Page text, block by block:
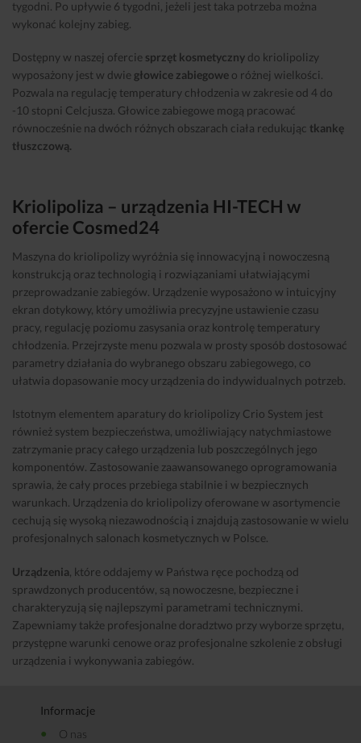
tygodni. Po upływie 6 tygodni, jeżeli jest taka potrzeba można
wykonać kolejny zabieg.
Dostępny w naszej ofercie sprzęt kosmetyczny do kriolipolizy
wyposażony jest w dwie głowice zabiegowe o różnej wielkości.
Pozwala na regulację temperatury chłodzenia w zakresie od 4 do
-10 stopni Celcjusza. Głowice zabiegowe mogą pracować
równocześnie na dwóch różnych obszarach ciała redukując tkankę
tłuszczową.
Kriolipoliza – urządzenia HI-TECH w
ofercie Cosmed24
Maszyna do kriolipolizy wyróżnia się innowacyjną i nowoczesną
konstrukcją oraz technologią i rozwiązaniami ułatwiającymi
przeprowadzanie zabiegów. Urządzenie wyposażono w intuicyjny
ekran dotykowy, który umożliwia precyzyjne ustawienie czasu
pracy, regulację poziomu zasysania oraz kontrolę temperatury
chłodzenia. Przejrzyste menu pozwala w prosty sposób dostosować
parametry działania do wybranego obszaru zabiegowego, co
ułatwia dopasowanie mocy urządzenia do indywidualnych potrzeb.
Istotnym elementem aparatury do kriolipolizy Crio System jest
również system bezpieczeństwa, umożliwiający natychmiastowe
zatrzymanie pracy całego urządzenia lub poszczególnych jego
komponentów. Zastosowanie zaawansowanego oprogramowania
sprawia, że cały proces przebiega stabilnie i w bezpiecznych
warunkach. Urządzenia do kriolipolizy oferowane w asortymencie
cechują się wysoką niezawodnością i znajdują zastosowanie w wielu
profesjonalnych salonach kosmetycznych w Polsce.
Urządzenia , które oddajemy w Państwa ręce pochodzą od
sprawdzonych producentów, są nowoczesne, bezpieczne i
charakteryzują się najlepszymi parametrami technicznymi.
Zapewniamy także profesjonalne doradztwo przy wyborze sprzętu,
przystępne warunki cenowe oraz profesjonalne szkolenie z obsługi
urządzenia i wykonywania zabiegów.
Informacje
O nas